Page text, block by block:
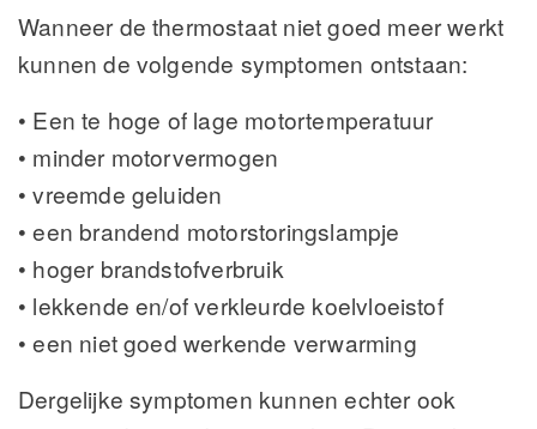
Wanneer de thermostaat niet goed meer werkt
kunnen de volgende symptomen ontstaan:
• Een te hoge of lage motortemperatuur
• minder motorvermogen
• vreemde geluiden
• een brandend motorstoringslampje
• hoger brandstofverbruik
• lekkende en/of verkleurde koelvloeistof
• een niet goed werkende verwarming
Dergelijke symptomen kunnen echter ook